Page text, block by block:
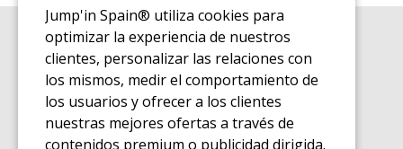
GUÍA DE COMPRA
Guía de compra para las camas elásticas de ocio
GUÍA DE INSTALACIÓN
Guía de montaje para la cama elástica de ocio
GUÍA DE MANTENIMIENTO
Jump'in Spain® utiliza cookies para
optimizar la experiencia de nuestros
clientes, personalizar las relaciones con
los mismos, medir el comportamiento de
los usuarios y ofrecer a los clientes
nuestras mejores ofertas a través de
contenidos premium o publicidad dirigida.